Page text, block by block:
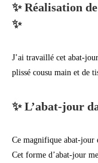
✨ Réalisation
✨
J’ai travaillé cet abat-
plissé cousu main et de
✨ L’abat-jour
Ce magnifique abat-jour
Cet forme d’abat-jour